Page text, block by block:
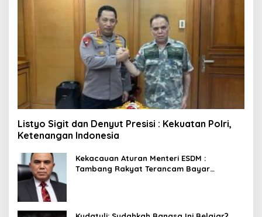
Listyo Sigit dan Denyut Presisi : Kekuatan Polri,
Ketenangan Indonesia
Kekacauan Aturan Menteri ESDM :
Tambang Rakyat Terancam Bayar